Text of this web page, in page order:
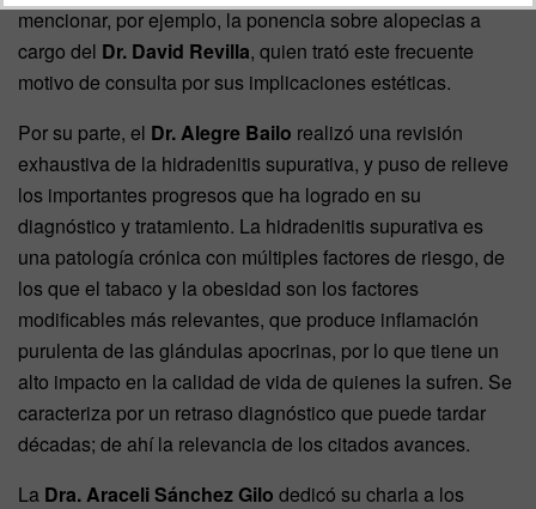
mencionar, por ejemplo, la ponencia sobre alopecias a
cargo del Dr. David Revilla, quien trató este frecuente
motivo de consulta por sus implicaciones estéticas.
Por su parte, el Dr. Alegre Bailo realizó una revisión
exhaustiva de la hidradenitis supurativa, y puso de relieve
los importantes progresos que ha logrado en su
diagnóstico y tratamiento. La hidradenitis supurativa es
una patología crónica con múltiples factores de riesgo, de
los que el tabaco y la obesidad son los factores
modificables más relevantes, que produce inflamación
purulenta de las glándulas apocrinas, por lo que tiene un
alto impacto en la calidad de vida de quienes la sufren. Se
caracteriza por un retraso diagnóstico que puede tardar
décadas; de ahí la relevancia de los citados avances.
La Dra. Araceli Sánchez Gilo dedicó su charla a los